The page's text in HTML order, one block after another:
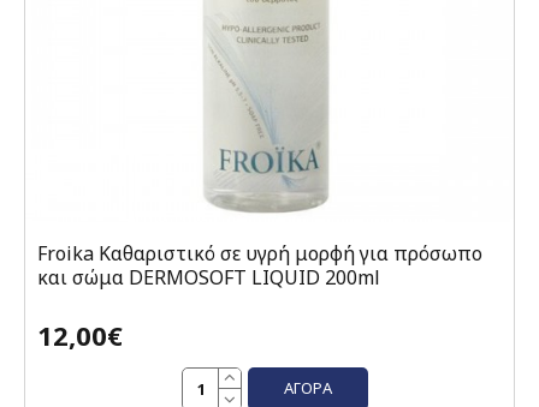
Froika Καθαριστικό σε υγρή μορφή για πρόσωπο
και σώμα DERMOSOFT LIQUID 200ml
12,00€
ΑΓΟΡΆ